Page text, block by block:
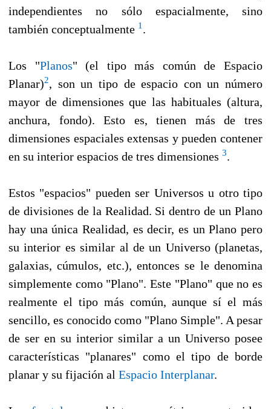
independientes no sólo espacialmente, sino
también conceptualmente 1 .
Los "Planos" (el tipo más común de Espacio
Planar)2, son un tipo de espacio con un número
mayor de dimensiones que las habituales (altura,
anchura, fondo). Esto es, tienen más de tres
dimensiones espaciales extensas y pueden contener
en su interior espacios de tres dimensiones 3.
Estos "espacios" pueden ser Universos u otro tipo
de divisiones de la Realidad. Si dentro de un Plano
hay una única Realidad, es decir, es un Plano pero
su interior es similar al de un Universo (planetas,
galaxias, cúmulos, etc.), entonces se le denomina
simplemente como "Plano". Este "Plano" que no es
realmente el tipo más común, aunque sí el más
sencillo, es conocido como "Plano Simple". A pesar
de ser en su interior similar a un Universo posee
características "planares" como el tipo de borde
planar y su fijación al Espacio Interplanar.